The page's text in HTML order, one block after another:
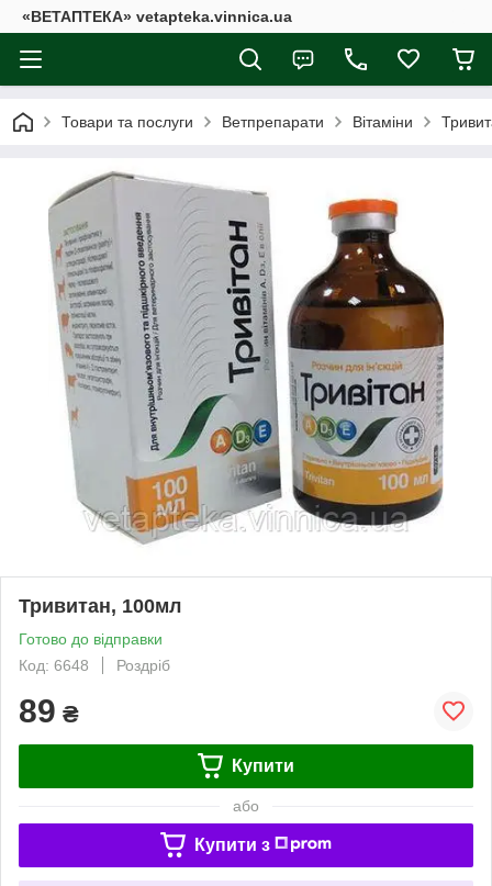
«ВЕТАПТЕКА» vetapteka.vinnica.ua
Товари та послуги Ветпрепарати Вітаміни
Тривитан, 100мл
Готово до відправки
Код: 6648
Роздріб
89 ₴
Купити
або
Купити з